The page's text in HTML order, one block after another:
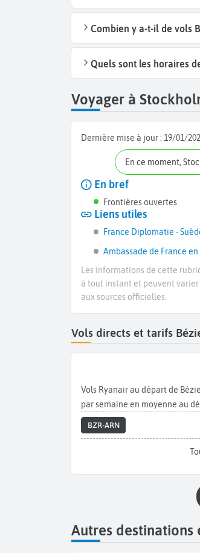
Combien y a-t-il de vols
Quels sont les horaires
Voyager à
Dernière mise à jour : 19/01/
En ce moment,
En bref
Frontières ouvertes
Liens utiles
France Diplomatie -
Ambassade de France en
Les informations de cette
à tout instant et peuvent varier
aux sources officielles.
Vols directs et tarifs
Vols Ryanair au départ de
par semaine en moyenne au
BZR-ARN
Autres destinations